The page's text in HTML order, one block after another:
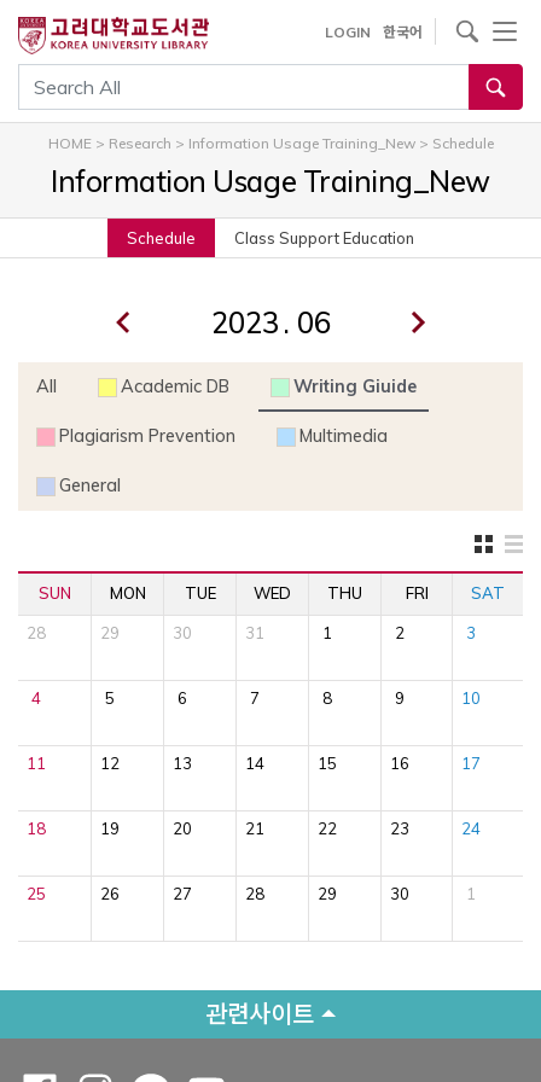
건
기
통합검색
LOGIN 한국어
사이트내 검색
HOME> Research > Information Usage Training_New> Schedule
Information Usage Training_New
Schedule Class Support Education
.
All Academic DB Writing Giuide
Plagiarism Prevention Multimedia
General
SUN MON TUE WED THU FRI SAT
28 29 30 31 1 2 3
4 5 6 7 8 9 10
11 12 13 14 15 16 17
18 19 20 21 22 23 24
25 26 27 28 29 30 1
관련사이트